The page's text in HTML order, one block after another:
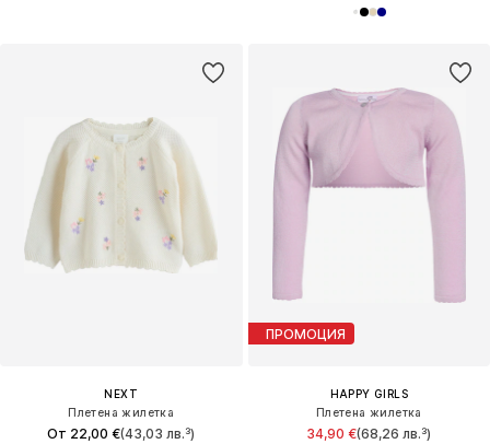
NEXT
Плетена жилетка
От 22,00 €(43,03 лв.³)
ПРОМОЦИЯ
HAPPY GIRLS
Плетена жилетка
34,90 €(68,26 лв.³)